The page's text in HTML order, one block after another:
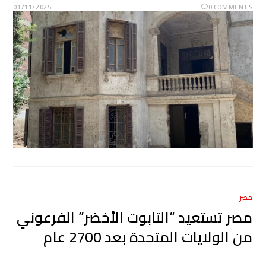
0 COMMENTS
01/11/2025
مصر
مصر تستعيد “التابوت الأخضر” الفرعوني
من الولايات المتحدة بعد 2700 عام